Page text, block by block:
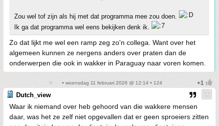
Zou wel tof zijn als hij met dat programma mee zou doen.
Ik ga dat programma wel eens bekijken denk ik.
Zo dat lijkt me wel een ramp zeg zo'n collega. Want over het
algemeen kunnen ze nergens anders over praten dan de
onderwerpen die ook in wakker in Paraguay naar voren komen.
• woensdag 11 februari 2026 @ 12:14 • 124
Dutch_view
Waar ik niemand over heb gehoord van die wakkere mensen
daar, was het ze zelf niet opgevallen dat er geen sproeiers zitten